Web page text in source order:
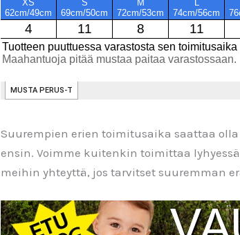
Suurempien erien toimitusaika saattaa
ensin. Voimme kuitenkin toimittaa
meihin yhteyttä, jos tarvitset suuremman